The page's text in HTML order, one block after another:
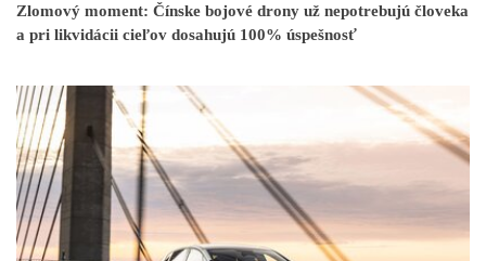
Zlomový moment: Čínske bojové drony už nepotrebujú človeka
a pri likvidácii cieľov dosahujú 100% úspešnosť